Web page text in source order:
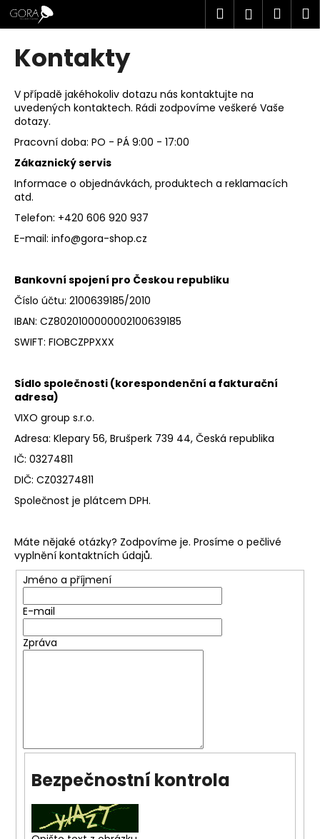
Přejít
na
obsah
Hledat
Kontakty
V případě jakéhokoliv dotazu nás kontaktujte na
uvedených kontaktech. Rádi zodpovíme veškeré Vaše
dotazy.
Pracovní doba: PO - PÁ 9:00 - 17:00
Zákaznický servis
Informace o objednávkách, produktech a reklamacích
atd.
Telefon: +420 606 920 937
E-mail: info@gora-shop.cz
Bankovní spojení pro Českou republiku
Číslo účtu: 2100639185/2010
IBAN: CZ8020100000002100639185
SWIFT: FIOBCZPPXXX
Sídlo společnosti (korespondenční a fakturační
adresa)
VIXO group s.r.o.
Adresa: Klepary 56, Brušperk 739 44, Česká republika
IČ: 03274811
DIČ: CZ03274811
Společnost je plátcem DPH.
Máte nějaké otázky? Zodpovíme je. Prosíme o pečlivé
vyplnění kontaktních údajů.
Jméno a příjmení
E-mail
Zpráva
Bezpečnostní kontrola
K
o
o
p
o
t
ř
e
b
u
j
t
e
n
a
í
t
?
D
o
p
KUFR
RGL
SVĚTLE
MODRÝ